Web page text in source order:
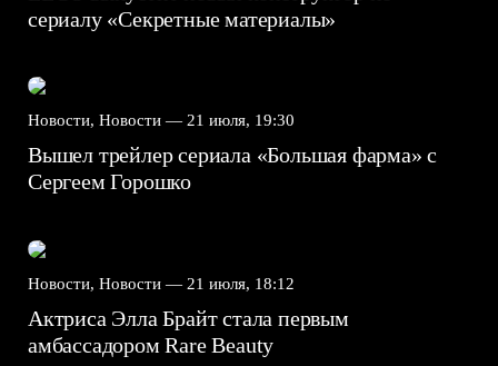
сериалу «Секретные материалы»
Новости, Новости — 21 июля, 19:30
Вышел трейлер сериала «Большая фарма» с
Сергеем Горошко
Новости, Новости — 21 июля, 18:12
Актриса Элла Брайт стала первым
амбассадором Rare Beauty